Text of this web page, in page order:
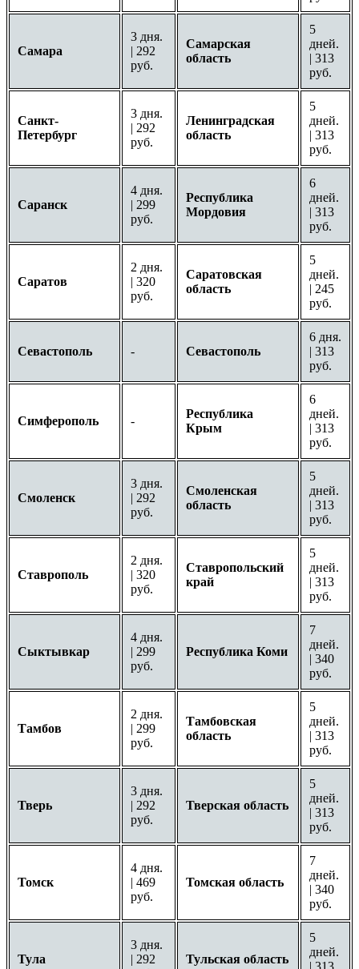
Самара
3 дня.
| 292
руб.
Самарская
область
5
дней.
| 313
руб.
Санкт-
Петербург
3 дня.
| 292
руб.
Ленинградская
область
5
дней.
| 313
руб.
Саранск
4 дня.
| 299
руб.
Республика
Мордовия
6
дней.
| 313
руб.
Саратов
2 дня.
| 320
руб.
Саратовская
область
5
дней.
| 245
руб.
Севастополь - Севастополь
6 дня.
| 313
руб.
Симферополь -
Республика
Крым
6
дней.
| 313
руб.
Смоленск
3 дня.
| 292
руб.
Смоленская
область
5
дней.
| 313
руб.
Ставрополь
2 дня.
| 320
руб.
Ставропольский
край
5
дней.
| 313
руб.
Сыктывкар
4 дня.
| 299
руб.
Республика Коми
7
дней.
| 340
руб.
Тамбов
2 дня.
| 299
руб.
Тамбовская
область
5
дней.
| 313
руб.
Тверь
3 дня.
| 292
руб.
Тверская область
5
дней.
| 313
руб.
Томск
4 дня.
| 469
руб.
Томская область
7
дней.
| 340
руб.
Тула
3 дня.
| 292
Тульская область
5
дней.